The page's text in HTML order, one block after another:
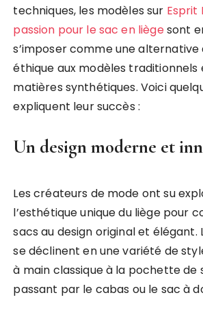
techniques, les modèles sur Esprit
passion pour le sac en liègesont
s’imposer comme une
éthique aux modèles traditionnels
matières synthétiques. Voici
expliquent leur succès :
Un design moderne et
Les créateurs de mode ont su
l’esthétique unique du liège pour
sacs au design original et élégant.
se déclinent en une variété de
à main classique à la pochette de
passant par le cabas ou le sac à